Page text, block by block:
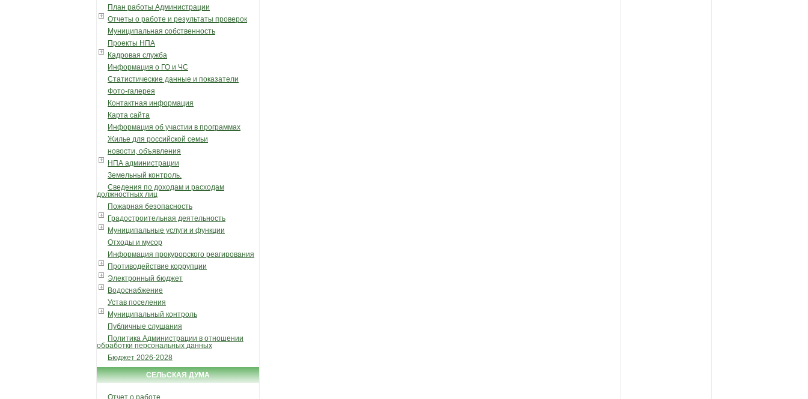
План работы Администрации
Отчеты о работе и результаты проверок
Муниципальная собственность
Проекты НПА
Кадровая служба
Информация о ГО и ЧС
Статистические данные и показатели
Фото-галерея
Контактная информация
Карта сайта
Информация об участии в программах
Жилье для российской семьи
новости, объявления
НПА администрации
Земельный контроль.
Сведения по доходам и расходам
должностных лиц
Пожарная безопасность
Градостроительная деятельность
Муниципальные услуги и функции
Отходы и мусор
Информация прокурорского реагирования
Противодействие коррупции
Электронный бюджет
Водоснабжение
Устав поселения
Муниципальный контроль
Публичные слушания
Политика Администрации в отношении
обработки персональных данных
Бюджет 2026-2028
СЕЛЬСКАЯ ДУМА
Отчет о работе